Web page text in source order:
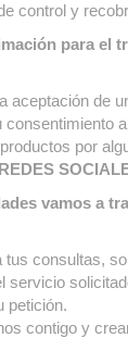
control y
para el
aceptación de
consentimiento
por
vamos a
tus consultas,
servicio
petición.
contigo y